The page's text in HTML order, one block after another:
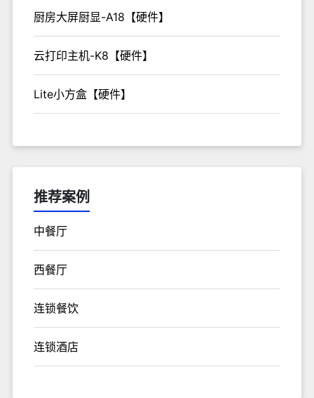
厨房大屏厨显-A18【硬件】
云打印主机-K8【硬件】
Lite小方盒【硬件】
推荐案例
中餐厅
西餐厅
连锁餐饮
连锁酒店